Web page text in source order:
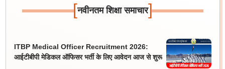
[नवीनतम शिक्षा समाचार]
ITBP Medical Officer Recruitment 2026:
आईटीबीपी मेडिकल ऑफिसर भर्ती के लिए आवेदन आज से शुरू